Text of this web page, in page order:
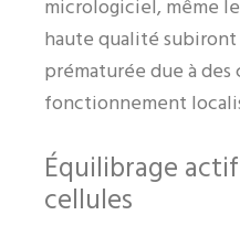
micrologiciel, même
haute qualité
prématurée due à
fonctionnement
Équilibrage
cellules